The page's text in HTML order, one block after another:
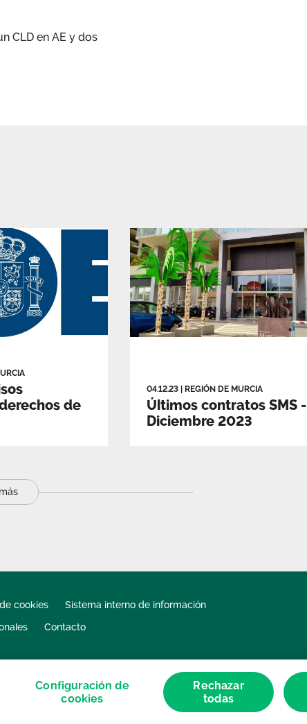
CLD en AE y dos
de
04.12.23 REGIÓN DE MURCIA
Últimos contratos SMS -
Diciembre 2023
cookies
Sistema interno de información
Contacto
Configuración de
cookies
Rechazar
todas